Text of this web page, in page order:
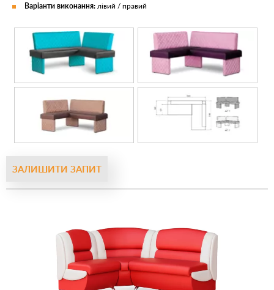
ЗАЛИШИТИ ЗАПИТ
Варіанти виконання: лівий / правий